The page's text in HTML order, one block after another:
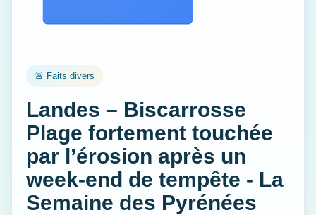
🚨 Faits divers
Landes – Biscarrosse
Plage fortement touchée
par l’érosion après un
week-end de tempête - La
Semaine des Pyrénées